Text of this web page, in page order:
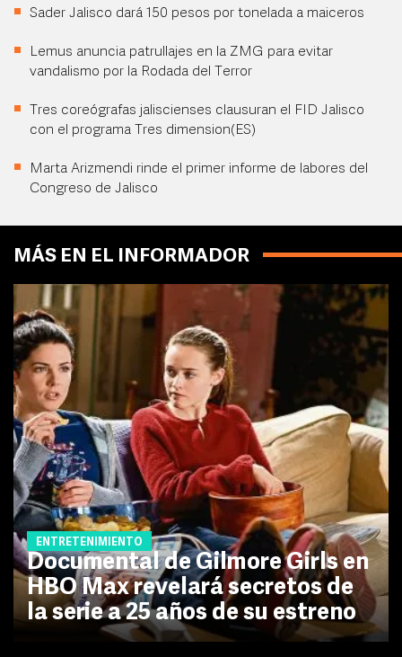
Sader Jalisco dará 150 pesos por tonelada a maiceros
Lemus anuncia patrullajes en la ZMG para evitar
vandalismo por la Rodada del Terror
Tres coreógrafas jaliscienses clausuran el FID Jalisco
con el programa Tres dimension(ES)
Marta Arizmendi rinde el primer informe de labores del
Congreso de Jalisco
MÁS EN EL INFORMADOR
ENTRETENIMIENTO
Documental de Gilmore Girls en
HBO Max revelará secretos de
la serie a 25 años de su estreno